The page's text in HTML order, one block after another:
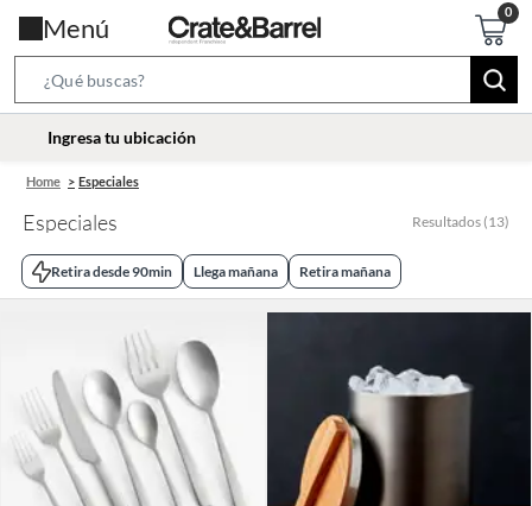
Menú
Bar
location-
Ingresa tu ubicación
Home Especiales
Especiales Resultados (13)
Retira desde 90min Llega mañana Retira mañana